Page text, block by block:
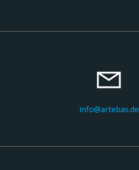
info@artebas.de